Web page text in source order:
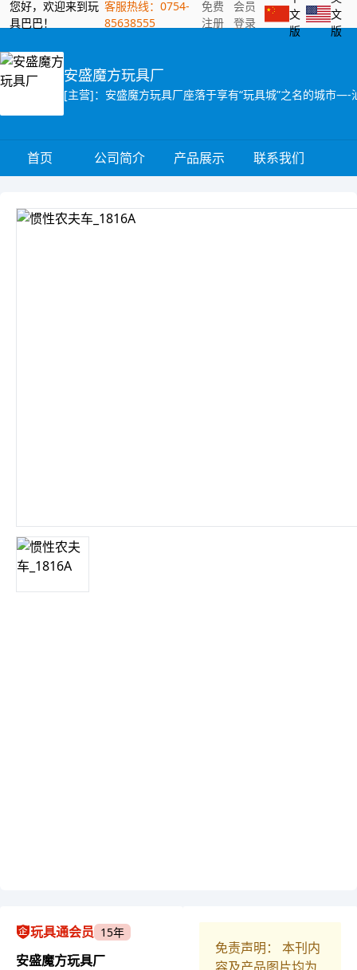
您好，欢迎来到玩
具巴巴！
客服热线：0754-
85638555
免费
注册
会员
登录
文
版
文
版
安盛魔方玩具厂
首页 公司简介 产品展示 联系我们
玩具通会员 15年
安盛魔方玩具厂
免责声明： 本刊内